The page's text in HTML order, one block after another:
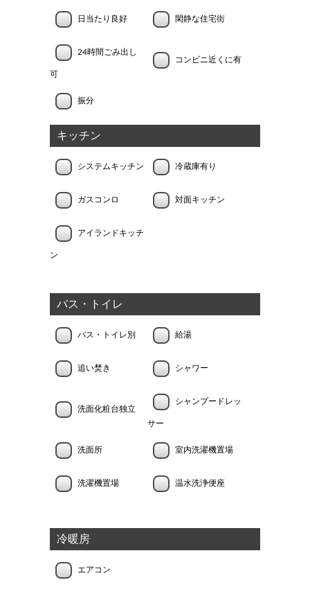
日当たり良好 閑静な住宅街
24時間ごみ出し
可
コンビニ近くに有
振分
キッチン
システムキッチン 冷蔵庫有り
ガスコンロ 対面キッチン
アイランドキッチ
ン
バス・トイレ
バス・トイレ別 給湯
追い焚き シャワー
洗面化粧台独立
シャンプードレッ
サー
洗面所 室内洗濯機置場
洗濯機置場 温水洗浄便座
冷暖房
エアコン